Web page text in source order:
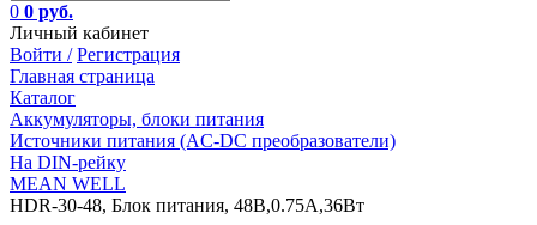
0 0 руб.
Личный кабинет
Войти / Регистрация
Главная страница
Каталог
Аккумуляторы, блоки питания
Источники питания (AC-DC преобразователи)
На DIN-рейку
MEAN WELL
HDR-30-48, Блок питания, 48В,0.75А,36Вт